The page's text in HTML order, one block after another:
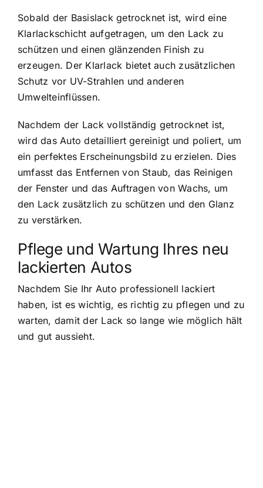
Sobald der Basislack getrocknet ist, wird eine
Klarlackschicht aufgetragen, um den Lack zu
schützen und einen glänzenden Finish zu
erzeugen. Der Klarlack bietet auch zusätzlichen
Schutz vor UV-Strahlen und anderen
Umwelteinflüssen.
Nachdem der Lack vollständig getrocknet ist,
wird das Auto detailliert gereinigt und poliert, um
ein perfektes Erscheinungsbild zu erzielen. Dies
umfasst das Entfernen von Staub, das Reinigen
der Fenster und das Auftragen von Wachs, um
den Lack zusätzlich zu schützen und den Glanz
zu verstärken.
Pflege und Wartung Ihres neu
lackierten Autos
Nachdem Sie Ihr Auto professionell lackiert
haben, ist es wichtig, es richtig zu pflegen und zu
warten, damit der Lack so lange wie möglich hält
und gut aussieht.